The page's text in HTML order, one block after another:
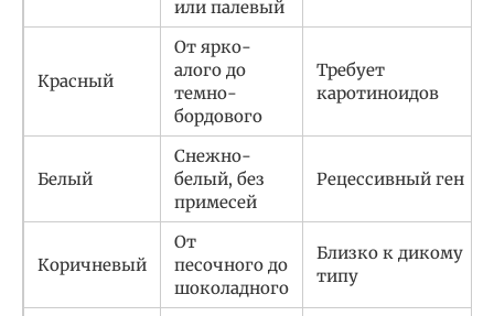
или палевый
Красный
От ярко-
алого до
темно-
бордового
Требует
каротиноидов
Белый
Снежно-
белый, без
примесей
Рецессивный ген
Коричневый
От
песочного до
шоколадного
Близко к дикому
типу